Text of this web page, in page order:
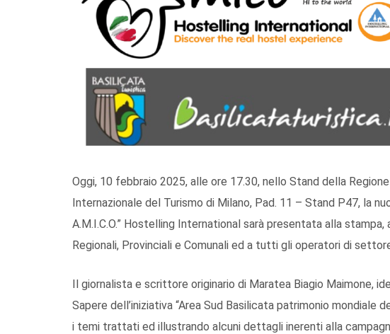
Oggi, 10 febbraio 2025, alle ore 17.30, nello Stand della
Internazionale del Turismo di Milano, Pad. 11 – Stand P47, la
A.M.I.C.O.” Hostelling International sarà presentata alla
Regionali, Provinciali e Comunali ed a tutti gli operatori di
Il giornalista e scrittore originario di Maratea Biagio Maimone,
Sapere dell’iniziativa “Area Sud Basilicata patrimonio mondiale
i temi trattati ed illustrando alcuni dettagli inerenti alla